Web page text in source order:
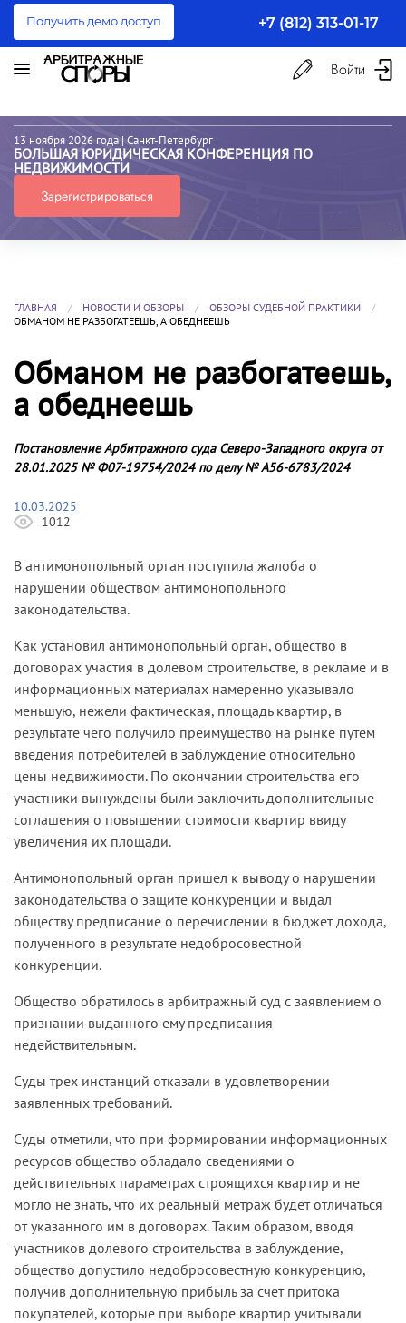
Получить демо доступ +7 (812) 313-01-17
Войти
13 ноября 2026 года | Санкт-Петербург
БОЛЬШАЯ ЮРИДИЧЕСКАЯ КОНФЕРЕНЦИЯ ПО
НЕДВИЖИМОСТИ
Зарегистрироваться
ГЛАВНАЯ НОВОСТИ И ОБЗОРЫ
ОБЗОРЫ СУДЕБНОЙ ПРАКТИКИ
ОБМАНОМ НЕ РАЗБОГАТЕЕШЬ, А ОБЕДНЕЕШЬ
Обманом не разбогатеешь,
а обеднеешь
Постановление Арбитражного суда Северо-Западного округа от
28.01.2025 № Ф07-19754/2024 по делу № А56-6783/2024
10.03.2025
1012
В антимонопольный орган поступила жалоба о
нарушении обществом антимонопольного
законодательства.
Как установил антимонопольный орган, общество в
договорах участия в долевом строительстве, в рекламе и в
информационных материалах намеренно указывало
меньшую, нежели фактическая, площадь квартир, в
результате чего получило преимущество на рынке путем
введения потребителей в заблуждение относительно
цены недвижимости. По окончании строительства его
участники вынуждены были заключить дополнительные
соглашения о повышении стоимости квартир ввиду
увеличения их площади.
Антимонопольный орган пришел к выводу о нарушении
законодательства о защите конкуренции и выдал
обществу предписание о перечислении в бюджет дохода,
полученного в результате недобросовестной
конкуренции.
Общество обратилось в арбитражный суд с заявлением о
признании выданного ему предписания
недействительным.
Суды трех инстанций отказали в удовлетворении
заявленных требований.
Суды отметили, что при формировании информационных
ресурсов общество обладало сведениями о
действительных параметрах строящихся квартир и не
могло не знать, что их реальный метраж будет отличаться
от указанного им в договорах. Таким образом, вводя
участников долевого строительства в заблуждение,
общество допустило недобросовестную конкуренцию,
получив дополнительную прибыль за счет притока
покупателей, которые при выборе квартир учитывали